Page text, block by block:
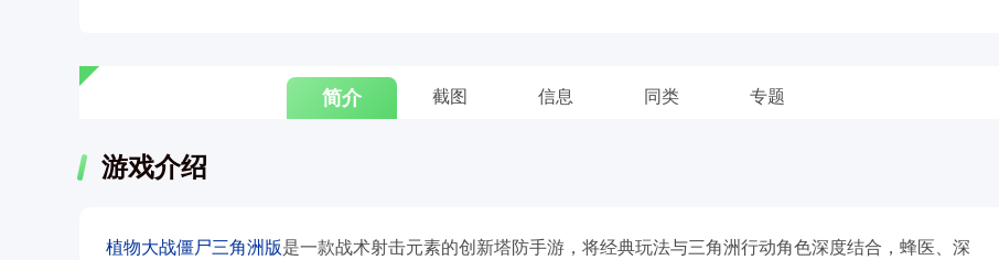
简介 截图 信息 同类 专题
游戏介绍
植物大战僵尸三角洲版是一款战术射击元素的创新塔防手游，将经典玩法与三角洲行动角色深度结合，蜂医、深